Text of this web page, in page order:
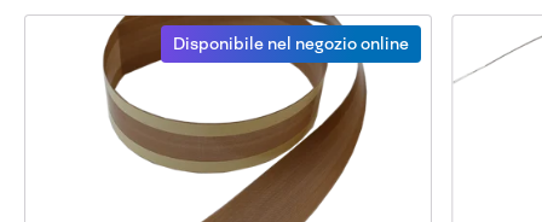
Disponibile nel negozio online